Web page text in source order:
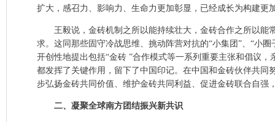
扩大，感召力、影响力、生命力更加彰显，已经成长为构建更
王毅说，金砖机制之所以能持续壮大，金砖合作之所以
求。这同那些固守冷战思维、挑动阵营对抗的“小集团”、“小
开创性地提出包括“金砖 ”合作模式等一系列重要主张和倡议
都发挥了关键作用，留下了中国印记。在中国和金砖伙伴共
步弘扬金砖共同价值、维护金砖共同利益、促进金砖联合自
二、凝聚全球南方团结振兴新共识